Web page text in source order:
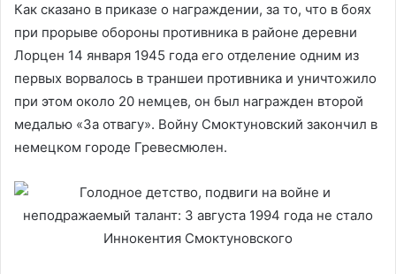
Как сказано в приказе о награждении, за то, что в боях
при прорыве обороны противника в районе деревни
Лорцен 14 января 1945 года его отделение одним из
первых ворвалось в траншеи противника и уничтожило
при этом около 20 немцев, он был награжден второй
медалью «За отвагу». Войну Смоктуновский закончил в
немецком городе Гревесмюлен.